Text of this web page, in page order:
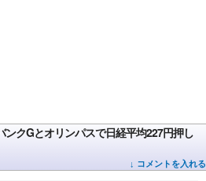
ンクGとオリンパスで日経平均227円押し
↓ コメントを入れる